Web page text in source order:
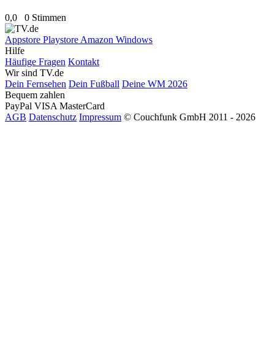
0,0 0 Stimmen
Appstore Playstore Amazon Windows
Hilfe
Häufige Fragen Kontakt
Wir sind TV.de
Dein Fernsehen Dein Fußball Deine WM 2026
Bequem zahlen
PayPal VISA MasterCard
AGB Datenschutz Impressum © Couchfunk GmbH 2011 - 2026